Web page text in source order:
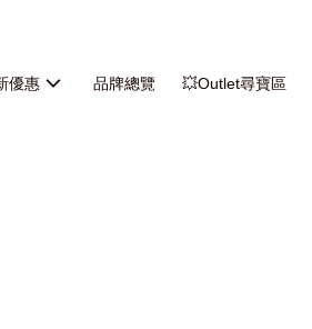
優惠 品牌總覽 💥Outlet尋寶區